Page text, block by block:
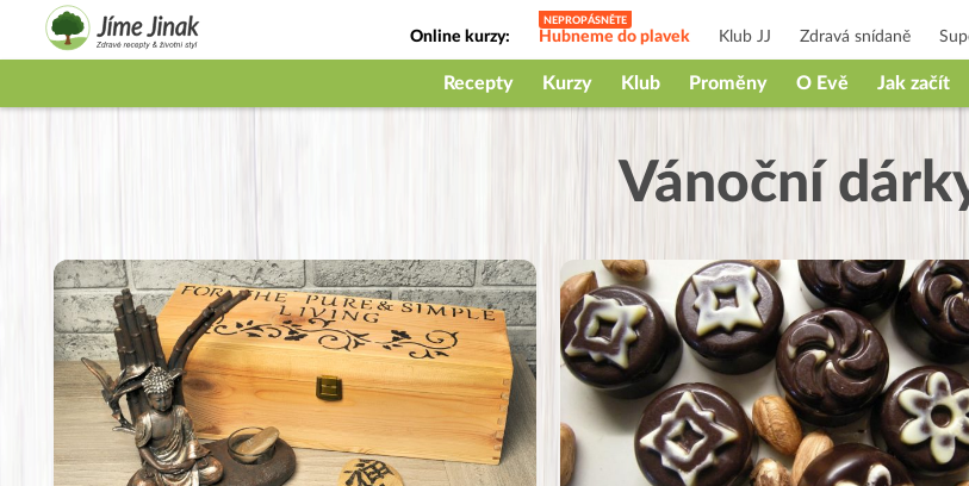
Online kurzy: Hubneme do plavek Klub JJ Zdravá snídaně
Jak na babičky
Recepty Kurzy Klub Proměny O Evě Jak začít
Vánoční